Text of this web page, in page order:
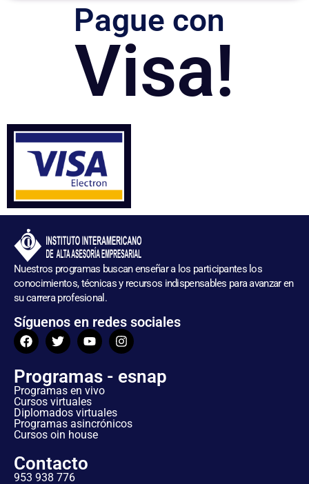
Pague con
Visa!
Nuestros programas buscan enseñar a los participantes los
conocimientos, técnicas y recursos indispensables para avanzar en
su carrera profesional.
Síguenos en redes sociales
Programas - esnap
Programas en vivo
Cursos virtuales
Diplomados virtuales
Programas asincrónicos
Cursos oin house
Contacto
953 938 776